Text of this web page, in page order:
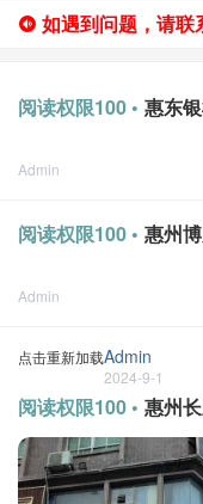
如遇到问题，请联
阅读权限100 • 惠东
Admin
阅读权限100 • 惠州
Admin
点击重新加载Admin
2024-9-1
阅读权限100 • 惠州